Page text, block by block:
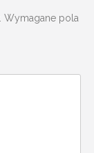
Wymagane pola